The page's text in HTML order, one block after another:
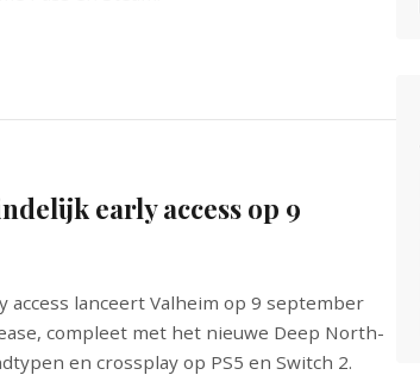
early access op 9
access lanceert Valheim op 9 september
compleet met het nieuwe Deep North-
en crossplay op PS5 en Switch 2.